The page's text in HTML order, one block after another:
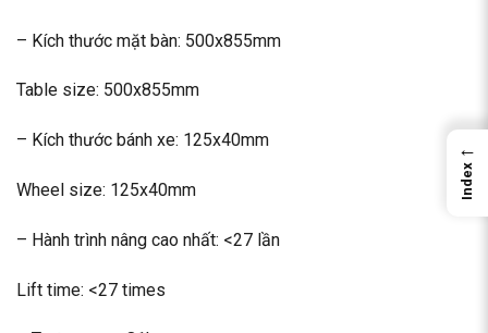
– Kích thước mặt bàn: 500x855mm
Table size: 500x855mm
– Kích thước bánh xe: 125x40mm
Wheel size: 125x40mm
– Hành trình nâng cao nhất: <27 lần
Lift time: <27 times
←
Index